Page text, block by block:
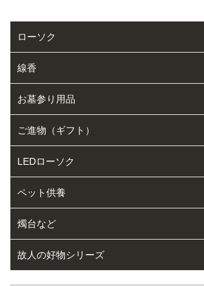
ローソク
線香
お墓参り用品
ご進物（ギフト）
LEDローソク
ペット供養
燭台など
故人の好物シリーズ